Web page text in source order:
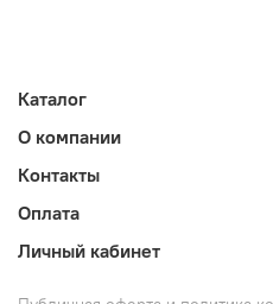
Каталог
О компании
Контакты
Оплата
Личный кабинет